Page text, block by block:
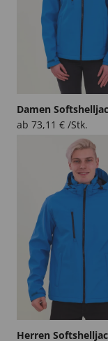
Damen
ab 73,11 € /Stk.
Herren